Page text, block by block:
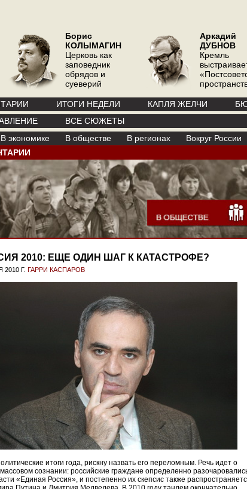
Борис
КОЛЫМАГИН
Церковь как
заповедник
обрядов и
суеверий
Аркадий
ДУБНОВ
Кремль
ИТОГИ НЕДЕЛИ КАПЛЯ ЖЕЛЧИ
ВСЕ СЮЖЕТЫ
В экономике В обществе В регионах Вокруг России
2010: ЕЩЕ ОДИН ШАГ К КАТАСТРОФЕ?
2010 Г. ГАРРИ КАСПАРОВ
итоги года, рискну назвать его переломным. Речь идет о
сознании: российские граждане определенно
«Единая Россия», и постепенно их скепсис также